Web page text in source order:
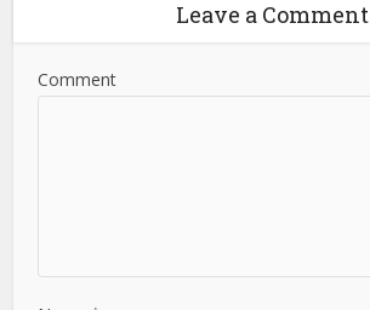
Leave a Comment
Comment